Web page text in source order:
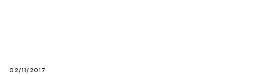
02/11/2017